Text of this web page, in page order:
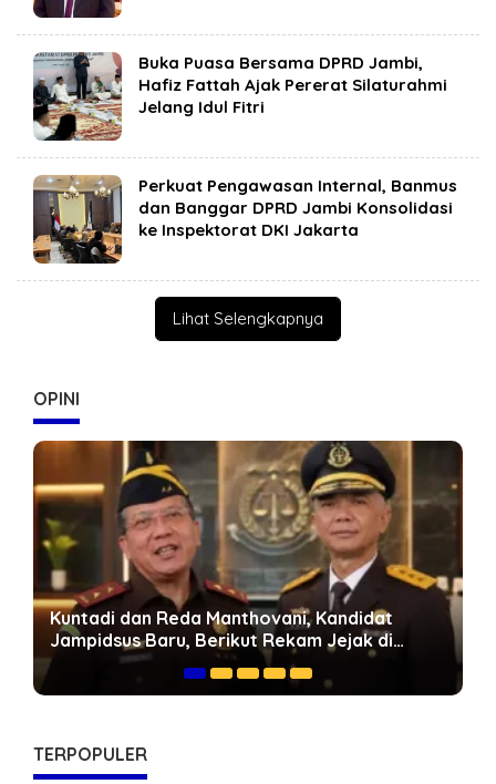
Buka Puasa Bersama DPRD Jambi,
Hafiz Fattah Ajak Pererat Silaturahmi
Jelang Idul Fitri
Perkuat Pengawasan Internal, Banmus
dan Banggar DPRD Jambi Konsolidasi
ke Inspektorat DKI Jakarta
Lihat Selengkapnya
OPINI
Geopolitik Energi Dunia dan Peluang Jambi:
Mengapa Jalan Khusus Batubara Harus
Dipercepat
TERPOPULER